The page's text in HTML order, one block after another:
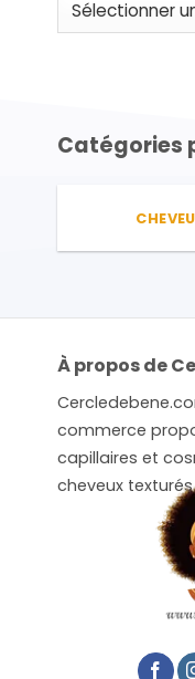
Catégories
À propos de
commerce
capillaires et
cheveux